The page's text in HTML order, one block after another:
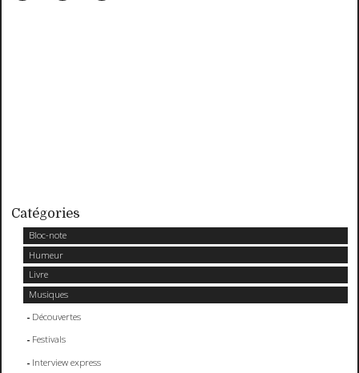
Catégories
Bloc-note
Humeur
Livre
Musiques
Découvertes
Festivals
Interview express